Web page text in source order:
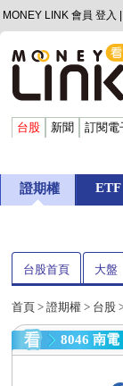
MONEY LINK 會員 登入
台股 新聞 訂閱電
證期權 ETF
台股首頁 大盤
首頁 > 證期權 > 台股
8046 南電